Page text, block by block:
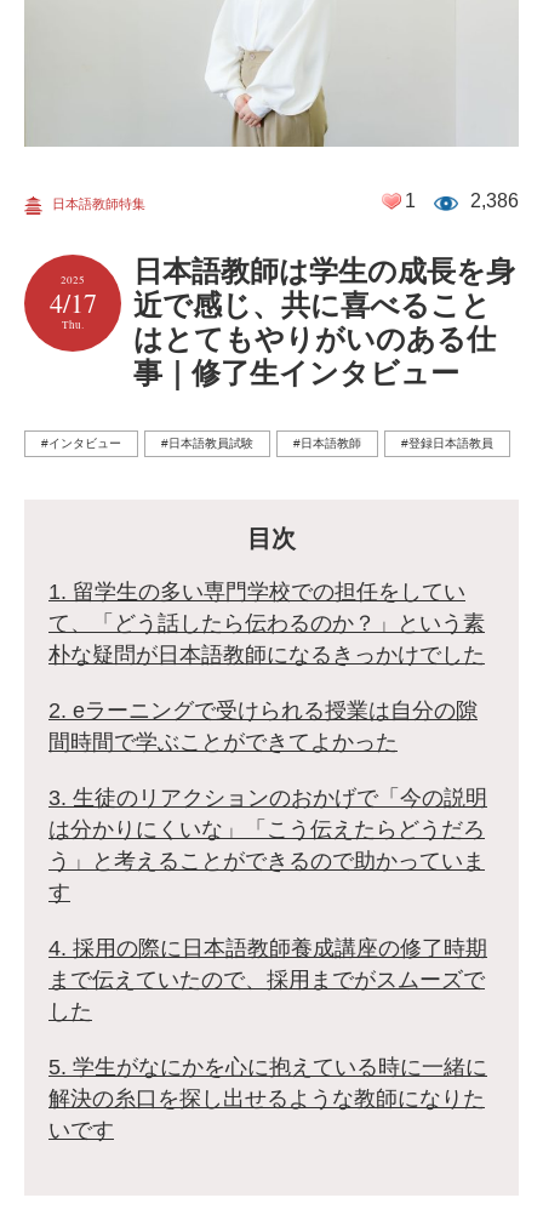
日本語教師特集 1 2,386
2025
4/17
Thu.
日本語教師は学生の成長を身
近で感じ、共に喜べること
はとてもやりがいのある仕
事｜修了生インタビュー
#インタビュー #日本語教員試験 #日本語教師 #登録日本語教員
目次
1. 留学生の多い専門学校での担任をしてい
て、「どう話したら伝わるのか？」という素
朴な疑問が日本語教師になるきっかけでした
2. eラーニングで受けられる授業は自分の隙
間時間で学ぶことができてよかった
3. 生徒のリアクションのおかげで「今の説明
は分かりにくいな」「こう伝えたらどうだろ
う」と考えることができるので助かっていま
す
4. 採用の際に日本語教師養成講座の修了時期
まで伝えていたので、採用までがスムーズで
した
5. 学生がなにかを心に抱えている時に一緒に
解決の糸口を探し出せるような教師になりた
いです